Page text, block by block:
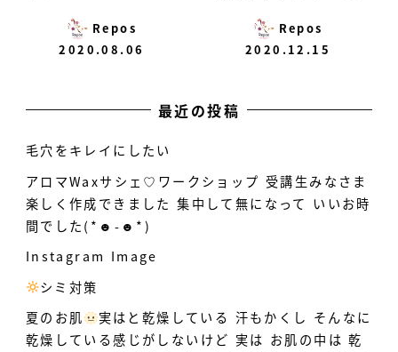
Repos
2020.08.06
Repos
2020.12.15
最近の投稿
毛穴をキレイにしたい
アロマWaxサシェ♡ワークショップ 受講生みなさま
楽しく作成できました 集中して無になって いいお時
間でした(*☻-☻*)
Instagram Image
シミ対策
️ 夏のお肌 実はと乾燥している 汗もかくし そんなに
乾燥している感じがしないけど 実は お肌の中は 乾